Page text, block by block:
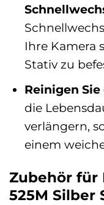
Ihre Kamera
Stativ zu
Reinigen
die
verlängern,
einem
Zubehör für
525M Silber